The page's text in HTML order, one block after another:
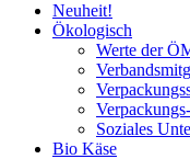
Neuheit!
Ökologisch
Werte der
Soziales
Bio Käse